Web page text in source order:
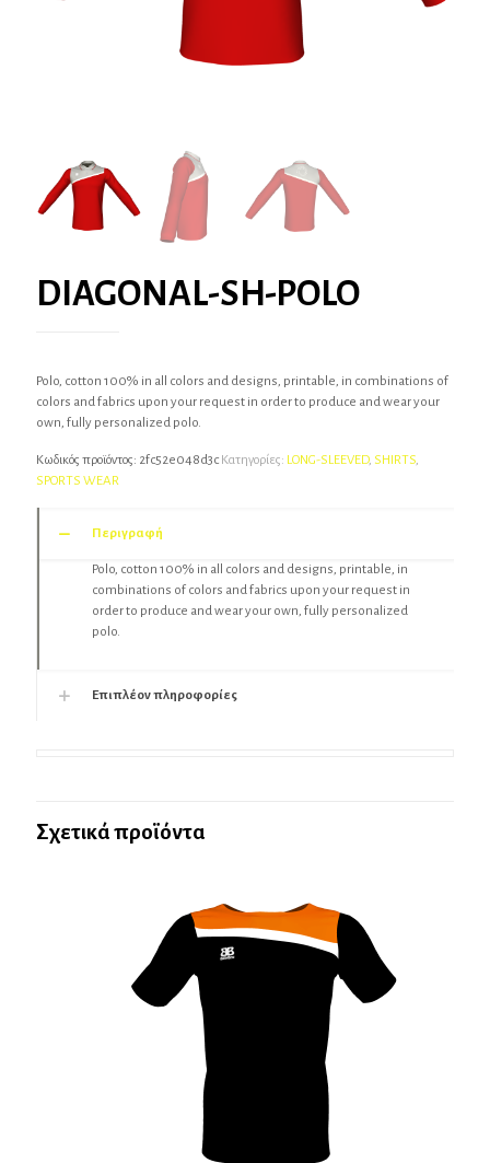
DIAGONAL-SH-POLO
Polo, cotton 100% in all colors and designs, printable, in combinations of
colors and fabrics upon your request in order to produce and wear your
own, fully personalized polo.
Κωδικός προϊόντος: 2fc52e048d3c Κατηγορίες: LONG-SLEEVED, SHIRTS,
SPORTS WEAR
Περιγραφή
Polo, cotton 100% in all colors and designs, printable, in
combinations of colors and fabrics upon your request in
order to produce and wear your own, fully personalized
polo.
Επιπλέον πληροφορίες
Σχετικά προϊόντα